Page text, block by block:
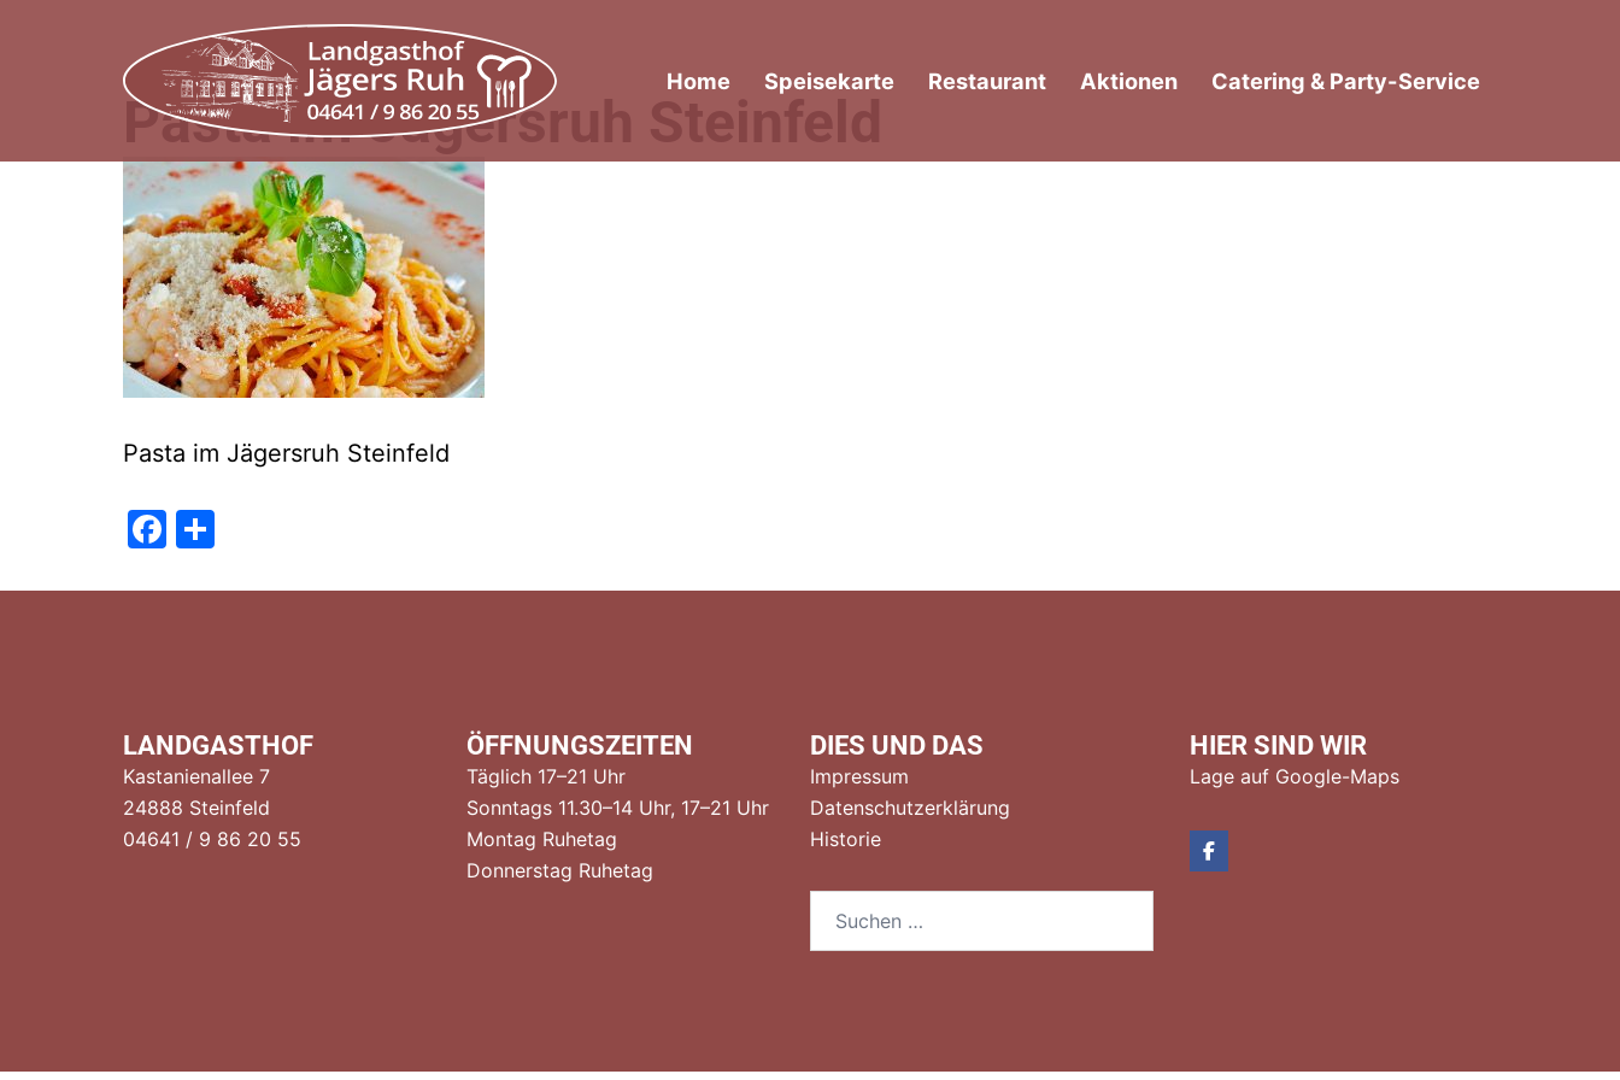
Home Speisekarte Restaurant Aktionen Catering & Party-Service
Pasta im Jägersruh Steinfeld
Pasta im Jägersruh Steinfeld
Facebook
LANDGASTHOF
Kastanienallee 7
24888 Steinfeld
04641 / 9 86 20 55
ÖFFNUNGSZEITEN
Täglich 17–21 Uhr
Sonntags 11.30–14 Uhr, 17–21 Uhr
Montag Ruhetag
Donnerstag Ruhetag
DIES UND DAS
Impressum
Datenschutzerklärung
Historie
HIER SIND WIR
Lage auf Google-Maps